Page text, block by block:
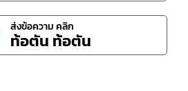
ส่งข้อความ คลิก
ท้อตัน ท้อตัน